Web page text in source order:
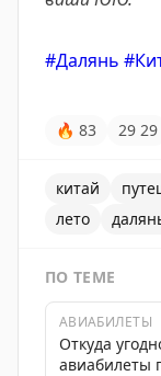
#Далянь
🔥 83 29 29
китай
лето
ПО ТЕМЕ
АВИАБИЛЕТЫ
Откуда
авиабилеты